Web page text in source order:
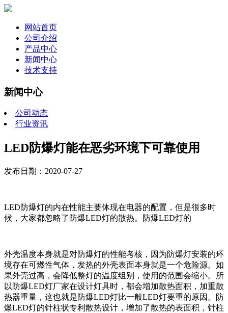
网站首页
公司介绍
产品中心
新闻中心
技术支持
新闻中心
公司动态
行业资讯
LED防爆灯能在恶劣环境下可靠使用
发布日期：2020-07-27
LED防爆灯的内在性能主要体现在电器的配置，但是很多时
候，大家都忽略了防爆LED灯的散热。防爆LED灯的
外壳温度本身就是对防爆灯的性能考核，因为防爆灯安装的环
境存在可燃性气体，发热的外壳表面本身就是一个危险源。如
果外壳过高，会降低整灯的温度组别，使用的范围会缩小。所
以防爆LED灯厂家在设计灯具时，都会增加散热面积，加重散
热器重量，这也就是防爆LED灯比一般LED灯要重的原因。防
爆LED灯的针柱状专利散热设计，增加了散热的表面积，针柱